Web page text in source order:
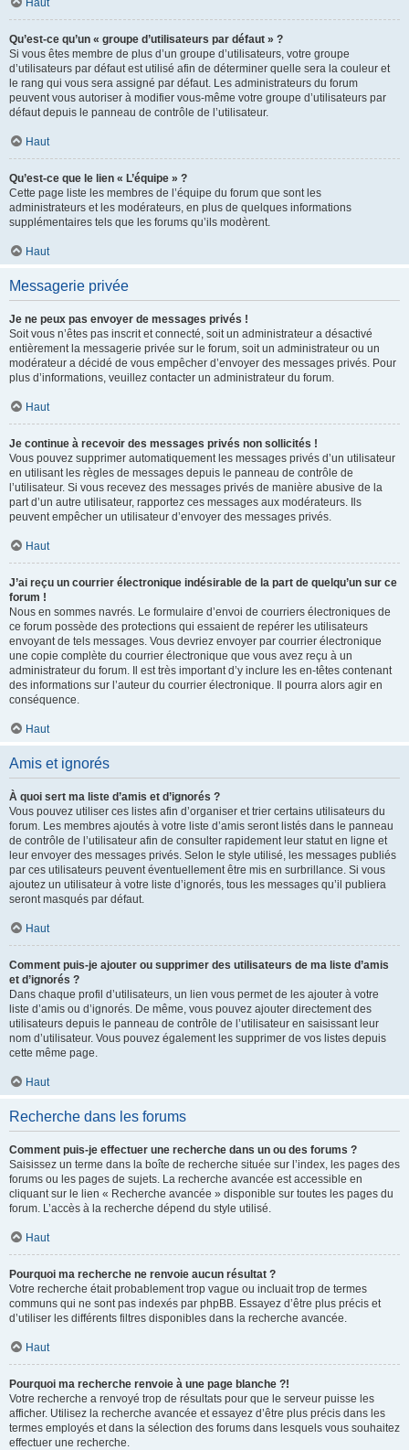
Haut
Qu’est-ce qu’un « groupe d’utilisateurs par défaut » ?
Si vous êtes membre de plus d’un groupe d’utilisateurs, votre groupe
d’utilisateurs par défaut est utilisé afin de déterminer quelle sera la couleur et
le rang qui vous sera assigné par défaut. Les administrateurs du forum
peuvent vous autoriser à modifier vous-même votre groupe d’utilisateurs par
défaut depuis le panneau de contrôle de l’utilisateur.
Haut
Qu’est-ce que le lien « L’équipe » ?
Cette page liste les membres de l’équipe du forum que sont les
administrateurs et les modérateurs, en plus de quelques informations
supplémentaires tels que les forums qu’ils modèrent.
Haut
Messagerie privée
Je ne peux pas envoyer de messages privés !
Soit vous n’êtes pas inscrit et connecté, soit un administrateur a désactivé
entièrement la messagerie privée sur le forum, soit un administrateur ou un
modérateur a décidé de vous empêcher d’envoyer des messages privés. Pour
plus d’informations, veuillez contacter un administrateur du forum.
Haut
Je continue à recevoir des messages privés non sollicités !
Vous pouvez supprimer automatiquement les messages privés d’un utilisateur
en utilisant les règles de messages depuis le panneau de contrôle de
l’utilisateur. Si vous recevez des messages privés de manière abusive de la
part d’un autre utilisateur, rapportez ces messages aux modérateurs. Ils
peuvent empêcher un utilisateur d’envoyer des messages privés.
Haut
J’ai reçu un courrier électronique indésirable de la part de quelqu’un sur ce
forum !
Nous en sommes navrés. Le formulaire d’envoi de courriers électroniques de
ce forum possède des protections qui essaient de repérer les utilisateurs
envoyant de tels messages. Vous devriez envoyer par courrier électronique
une copie complète du courrier électronique que vous avez reçu à un
administrateur du forum. Il est très important d’y inclure les en-têtes contenant
des informations sur l’auteur du courrier électronique. Il pourra alors agir en
conséquence.
Haut
Amis et ignorés
À quoi sert ma liste d’amis et d’ignorés ?
Vous pouvez utiliser ces listes afin d’organiser et trier certains utilisateurs du
forum. Les membres ajoutés à votre liste d’amis seront listés dans le panneau
de contrôle de l’utilisateur afin de consulter rapidement leur statut en ligne et
leur envoyer des messages privés. Selon le style utilisé, les messages publiés
par ces utilisateurs peuvent éventuellement être mis en surbrillance. Si vous
ajoutez un utilisateur à votre liste d’ignorés, tous les messages qu’il publiera
seront masqués par défaut.
Haut
Comment puis-je ajouter ou supprimer des utilisateurs de ma liste d’amis
et d’ignorés ?
Dans chaque profil d’utilisateurs, un lien vous permet de les ajouter à votre
liste d’amis ou d’ignorés. De même, vous pouvez ajouter directement des
utilisateurs depuis le panneau de contrôle de l’utilisateur en saisissant leur
nom d’utilisateur. Vous pouvez également les supprimer de vos listes depuis
cette même page.
Haut
Recherche dans les forums
Comment puis-je effectuer une recherche dans un ou des forums ?
Saisissez un terme dans la boîte de recherche située sur l’index, les pages des
forums ou les pages de sujets. La recherche avancée est accessible en
cliquant sur le lien « Recherche avancée » disponible sur toutes les pages du
forum. L’accès à la recherche dépend du style utilisé.
Haut
Pourquoi ma recherche ne renvoie aucun résultat ?
Votre recherche était probablement trop vague ou incluait trop de termes
communs qui ne sont pas indexés par phpBB. Essayez d’être plus précis et
d’utiliser les différents filtres disponibles dans la recherche avancée.
Haut
Pourquoi ma recherche renvoie à une page blanche ?!
Votre recherche a renvoyé trop de résultats pour que le serveur puisse les
afficher. Utilisez la recherche avancée et essayez d’être plus précis dans les
termes employés et dans la sélection des forums dans lesquels vous souhaitez
effectuer une recherche.